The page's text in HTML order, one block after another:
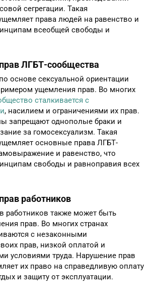
принадлежности. Это может
обращении, преследовании
сегрегации. Такая
права людей на равенство и
ЛГБТ-сообщества
основе сексуальной ориентации
ущемления прав. Во многих
сталкивается с
, насилием и ограничениями их прав.
запрещают однополые браки и
за гомосексуализм. Такая
основные права ЛГБТ-
и равенство, что
работников
работников также может быть
прав. Во многих странах
с незаконными
прав, низкой оплатой и
условиями труда. Нарушение прав